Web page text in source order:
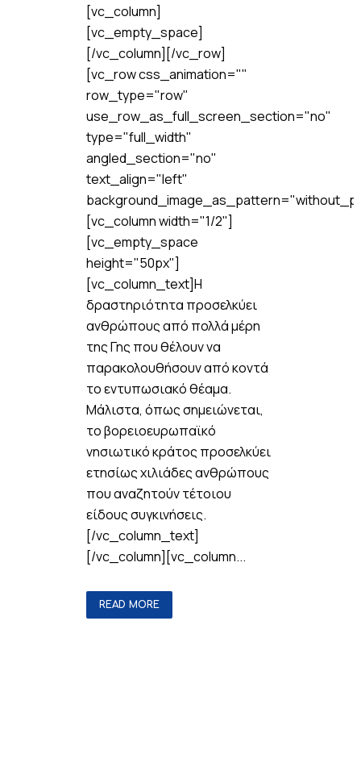
[vc_column]
[vc_empty_space]
[/vc_column][/vc_row]
[vc_row css_animation=""
row_type="row"
use_row_as_full_screen_section="no"
type="full_width"
angled_section="no"
text_align="left"
[vc_column width="1/2"]
[vc_empty_space
height="50px"]
[vc_column_text]Η
δραστηριότητα προσελκύει
ανθρώπους από πολλά μέρη
της Γης που θέλουν να
παρακολουθήσουν από κοντά
το εντυπωσιακό θέαμα.
Μάλιστα, όπως σημειώνεται,
το βορειοευρωπαϊκό
νησιωτικό κράτος προσελκύει
ετησίως χιλιάδες ανθρώπους
που αναζητούν τέτοιου
είδους συγκινήσεις.
[/vc_column_text]
[/vc_column][vc_column...
READ MORE